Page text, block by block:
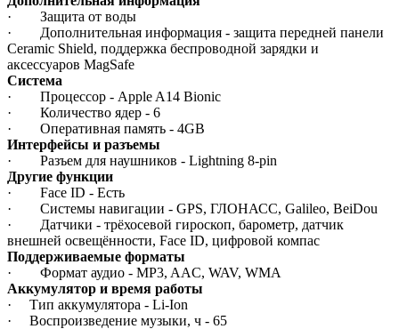
· Защита от воды
· Дополнительная информация - защита передней панели
Ceramic Shield, поддержка беспроводной зарядки и
аксессуаров MagSafe
Система
· Процессор - Apple A14 Bionic
· Количество ядер - 6
· Оперативная память - 4GB
Интерфейсы и разъемы
· Разъем для наушников - Lightning 8-pin
Другие функции
· Face ID - Есть
· Системы навигации - GPS, ГЛОНАСС, Galileo, BeiDou
· Датчики - трёхосевой гироскоп, барометр, датчик
внешней освещённости, Face ID, цифровой компас
Поддерживаемые форматы
· Формат аудио - MP3, AAC, WAV, WMA
Аккумулятор и время работы
· Тип аккумулятора - Li-Ion
· Воспроизведение музыки, ч - 65